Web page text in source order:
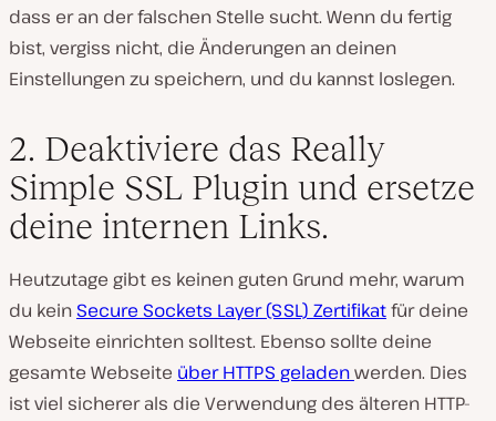
dass er an der falschen Stelle sucht. Wenn du fertig
bist, vergiss nicht, die Änderungen an deinen
Einstellungen zu speichern, und du kannst loslegen.
2. Deaktiviere das Really
Simple SSL Plugin und ersetze
deine internen Links.
Heutzutage gibt es keinen guten Grund mehr, warum
du kein Secure Sockets Layer (SSL) Zertifikatfür deine
Webseite einrichten solltest. Ebenso sollte deine
gesamte Webseite über HTTPS geladenwerden. Dies
ist viel sicherer als die Verwendung des älteren HTTP-